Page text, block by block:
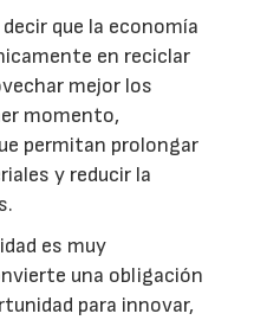
que la economía
en reciclar
mejor los
momento,
permitan prolongar
y reducir la
es muy
una obligación
para innovar,